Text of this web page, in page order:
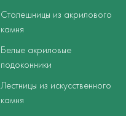
Столешницы из акрилового
камня
Белые акриловые
подоконники
Лестницы из искусственного
камня